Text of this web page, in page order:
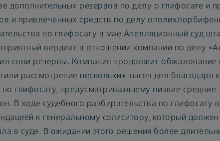
дополнительных резервов по делу о глифосате и
и привлеченных средств по делу
по глифосату в мае Апелляционный суд
вердикт в отношении компании по делу
свои резервы. Компания продолжит обжалование
рассмотрение нескольких тысяч дел
глифосату, предусматривающему низкие средние
В ходе судебного разбирательства по
к генеральному солиситору, который
в суде. В ожидании этого решения более